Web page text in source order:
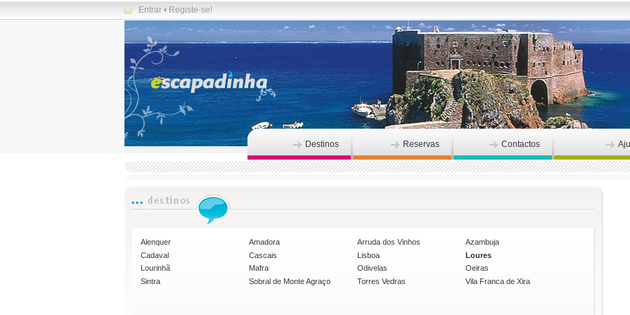
Entrar • Registe-se!
Destinos Reservas Contactos
Alenquer Amadora Arruda dos Vinhos
Azambuja
Cadaval
Cascais Lisboa
Loures
Lourinhã
Mafra Odivelas
Oeiras
Sintra
Sobral de Monte Agraço Torres Vedras Vila Franca de Xira